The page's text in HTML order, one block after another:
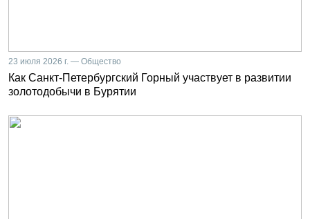
23 июля 2026 г. — Общество
Как Санкт-Петербургский Горный участвует в развитии
золотодобычи в Бурятии